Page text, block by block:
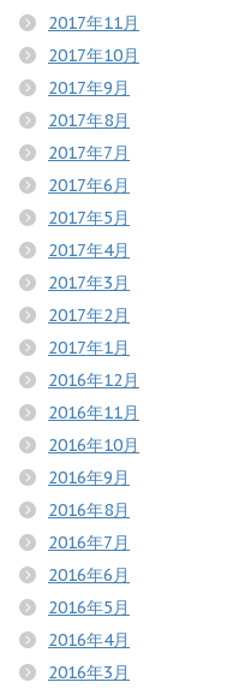
2017年11月
2017年10月
2017年9月
2017年8月
2017年7月
2017年6月
2017年5月
2017年4月
2017年3月
2017年2月
2017年1月
2016年12月
2016年11月
2016年10月
2016年9月
2016年8月
2016年7月
2016年6月
2016年5月
2016年4月
2016年3月